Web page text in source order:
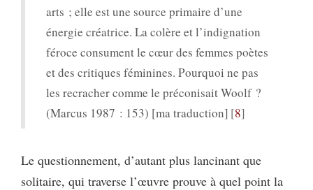
arts ; elle est une source primaire d’une
énergie créatrice. La colère et l’indignation
féroce consument le cœur des femmes poètes
et des critiques féminines. Pourquoi ne pas
les recracher comme le préconisait Woolf ?
(Marcus 1987 : 153) [ma traduction] 8
Le questionnement, d’autant plus lancinant que
solitaire, qui traverse l’œuvre prouve à quel point la